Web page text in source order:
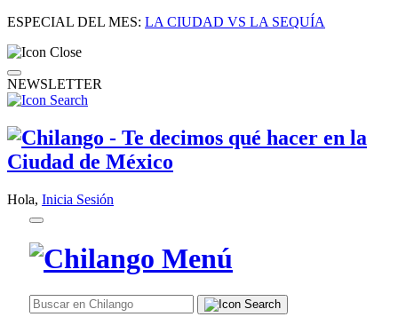
ESPECIAL DEL MES: LA CIUDAD VS LA SEQUÍA
NEWSLETTER
Hola, Inicia Sesión